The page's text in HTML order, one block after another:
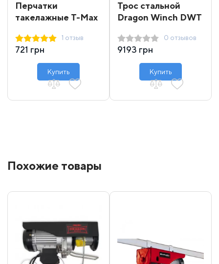
Перчатки
такелажные T-Max
1 отзыв
721 грн
Купить
Трос стальной
Dragon Winch DWT
0 отзывов
9193 грн
Купить
Похожие товары